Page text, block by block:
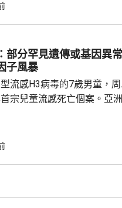
都低於20%，藍田及秀茂坪
屋邨、4個私人屋苑、2個商
有積水或積水容器，分別
部分罕見遺傳或基因異
子風暴
流感H3病毒的7歲男童，
宗兒童流感死亡個案。亞洲
異，會導致人體現有的免疫
響兒童在感染流感病毒時